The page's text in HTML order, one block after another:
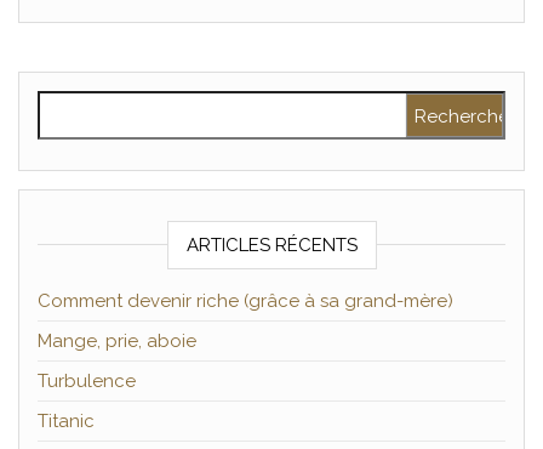
ARTICLES RÉCENTS
Comment devenir riche (grâce à sa grand-mère)
Mange, prie, aboie
Turbulence
Titanic